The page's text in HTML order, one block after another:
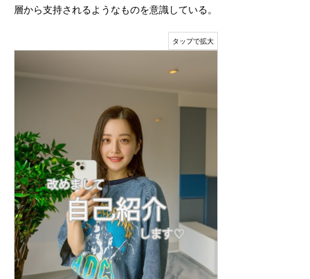
層から支持されるようなものを意識している。